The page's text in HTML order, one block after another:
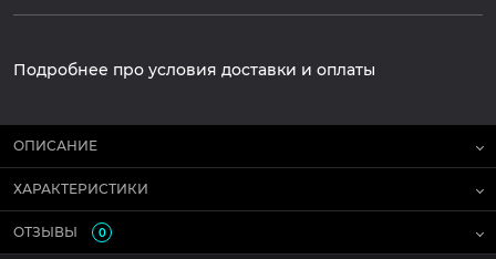
Подробнее про условия доставки и оплаты
ОПИСАНИЕ
ХАРАКТЕРИСТИКИ
ОТЗЫВЫ 0